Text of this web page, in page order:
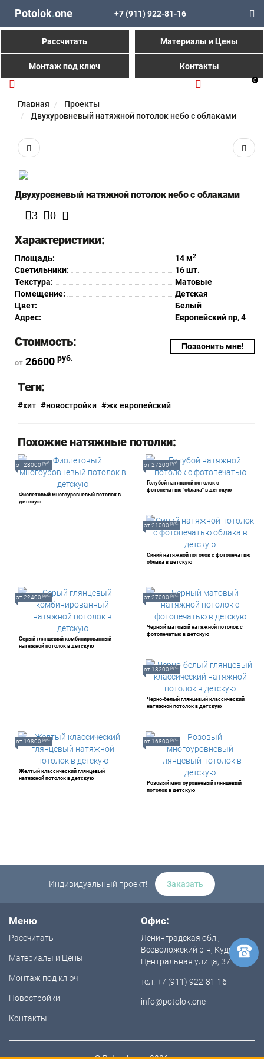
Potolok.one +7 (911) 922-81-16
Рассчитать Материалы и Цены
Монтаж под ключ Контакты
0
Главная
Проекты
Двухуровневый натяжной потолок небо с облаками
Двухуровневый натяжной потолок небо с облаками
3 0
Характеристики:
Площадь: 14 м2
Светильники:
16 шт.
Текстура:
Матовые
Помещение:
Детская
Цвет:
Белый
Адрес:
Европейский пр, 4
Стоимость:
от 26600 руб.
Позвонить мне!
Теги:
#хит #новостройки #жк европейский
Похожие натяжные потолки:
Фиолетовый многоуровневый потолок в
детскую
от 28000 руб.
Голубой натяжной потолок с
фотопечатью "облака" в детскую
от 27200 руб.
Синий натяжной потолок с фотопечатью
облака в детскую
от 21000 руб.
Серый глянцевый комбинированный
натяжной потолок в детскую
от 22400 руб.
Черный матовый натяжной потолок с
фотопечатью в детскую
от 27000 руб.
Черно-белый глянцевый классический
натяжной потолок в детскую
от 18200 руб.
Желтый классический глянцевый
натяжной потолок в детскую
от 19800 руб.
Розовый многоуровневый глянцевый
потолок в детскую
от 16800 руб.
Индивидуальный проект! Заказать
Меню
Рассчитать
Материалы и Цены
Монтаж под ключ
Новостройки
Контакты
Офис:
Ленинградская обл.,
Всеволожский р-н, Кудрово,
Центральная улица, 37
тел. +7 (911) 922-81-16
info@potolok.one